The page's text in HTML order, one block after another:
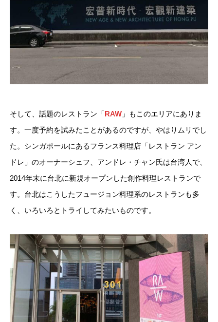
そして、話題のレストラン「RAW 」もこのエリアにありま
す。一度予約を試みたことがあるのですが、やはりムリでし
た。シンガポールにあるフランス料理店「レストラン アン
ドレ」のオーナーシェフ、アンドレ・チャン氏は台湾人で、
2014年末に台北に新規オープンした創作料理レストランで
す。台北はこうしたフュージョン料理系のレストランも多
く、いろいろとトライしてみたいものです。